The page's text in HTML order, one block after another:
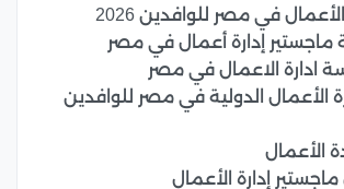
في مصر للوافدين 2026
ماجستير إدارة أعمال في مصر
ادارة الاعمال في مصر
الأعمال الدولية في مصر للوافدين
الأعمال
إدارة الأعمال